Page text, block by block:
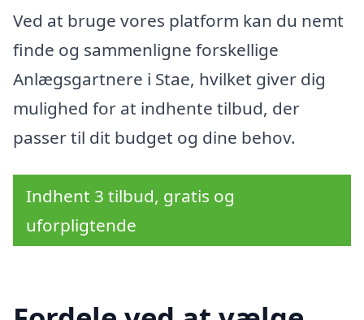
Ved at bruge vores platform kan du nemt
finde og sammenligne forskellige
Anlægsgartnere i Stae, hvilket giver dig
mulighed for at indhente tilbud, der
passer til dit budget og dine behov.
Indhent 3 tilbud, gratis og
uforpligtende